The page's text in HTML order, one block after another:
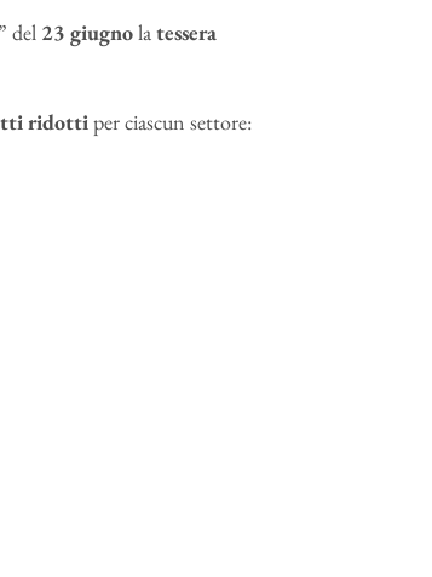
del 23 giugnolatessera
ridottiper ciascun settore: